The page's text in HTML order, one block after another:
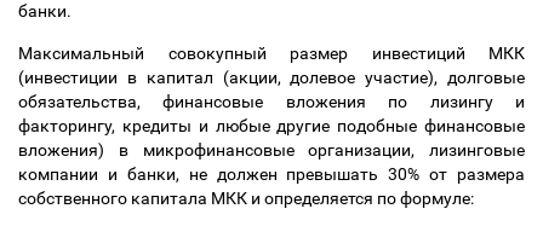
банки.
Максимальный совокупный размер инвестиций МКК
(инвестиции в капитал (акции, долевое участие), долговые
обязательства, финансовые вложения по лизингу и
факторингу, кредиты и любые другие подобные финансовые
вложения) в микрофинансовые организации, лизинговые
компании и банки, не должен превышать 30% от размера
собственного капитала МКК и определяется по формуле: